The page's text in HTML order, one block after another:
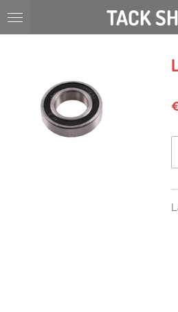
Ga
TACK